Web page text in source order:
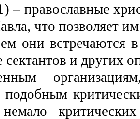
– православные
что позволяет
они встречаются
и других
подобным
немало